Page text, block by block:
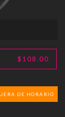
$108.00
DE HORARIO